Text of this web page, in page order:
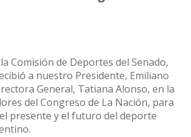
Comisión de Deportes del Senado,
a nuestro Presidente, Emiliano
General, Tatiana Alonso, en la
del Congreso de La Nación, para
presente y el futuro del deporte